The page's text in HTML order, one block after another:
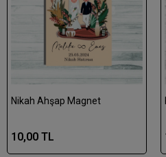
Nikah Ahşap Magnet
10,00 TL